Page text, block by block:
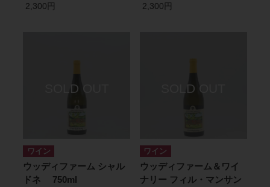
2,300円 2,300円
ワイン
ウッディファーム シャル
ドネ 750ml
ワイン
ウッディファーム＆ワイ
ナリー フィル・マンサン